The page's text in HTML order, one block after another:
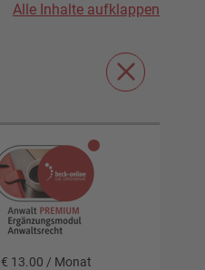
Alle Inhalte aufklappen
€ 13.00 / Monat